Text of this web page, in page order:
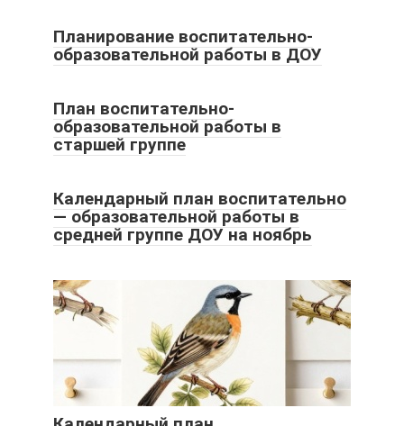
Планирование воспитательно-
образовательной работы в ДОУ
План воспитательно-
образовательной работы в
старшей группе
Календарный план воспитательно
— образовательной работы в
средней группе ДОУ на ноябрь